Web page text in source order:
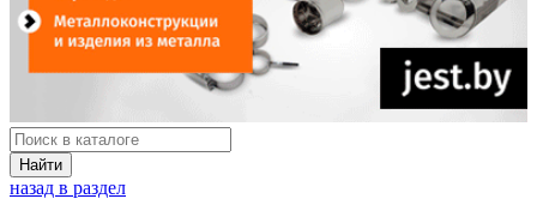
Найти
назад в раздел